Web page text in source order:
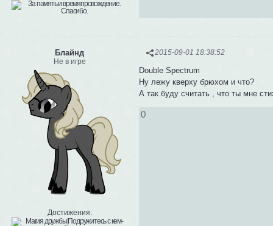
2015-09-01 18:38:52
Блайнд
Не в игре
Достижения:
Double Spectrum
Ну лежу кверху брюхом и что?
А так буду считать , что ты мне
0